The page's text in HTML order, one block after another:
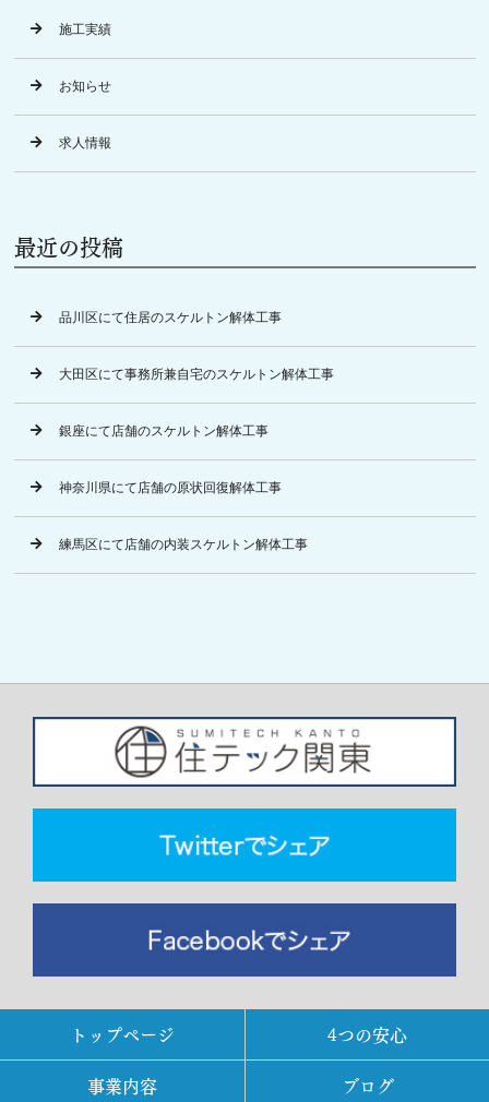
施工実績
お知らせ
求人情報
最近の投稿
品川区にて住居のスケルトン解体工事
大田区にて事務所兼自宅のスケルトン解体工事
銀座にて店舗のスケルトン解体工事
神奈川県にて店舗の原状回復解体工事
練馬区にて店舗の内装スケルトン解体工事
トップページ
4つの安心
事業内容
ブログ